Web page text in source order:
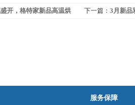
开，格特家新品高温烘
下一篇： 3月新品
服务保障